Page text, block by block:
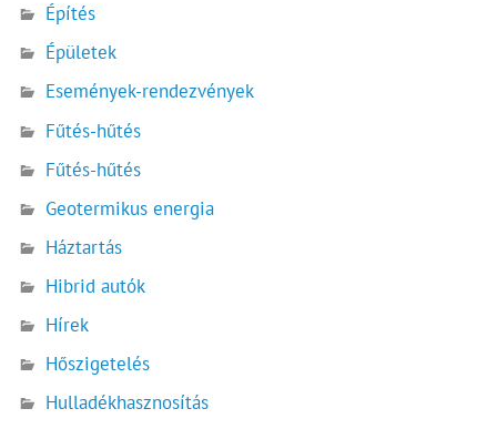
Építés
Épületek
Események-rendezvények
Fűtés-hűtés
Fűtés-hűtés
Geotermikus energia
Háztartás
Hibrid autók
Hírek
Hőszigetelés
Hulladékhasznosítás